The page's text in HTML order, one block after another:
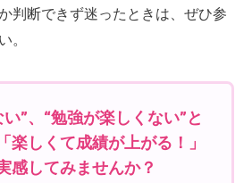
判断できず迷ったときは、ぜひ参
。
”、“勉強が楽しくない”と
楽しくて成績が上がる！」
感してみませんか？